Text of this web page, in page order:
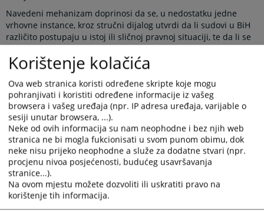
Navedeni mehanizam doprinosi da se, u nedostatku jedne
vrhovne instance, kroz stručni dijalog utvrdi da li sudovi u BiH
različito postupaju u istoj ili sličnoj pravnoj situaciji, te da li se
tako različito postupanje može ujednačiti usvajanjem pravnih
shvatanja na nivou sudova najviše instance. Javno objavljivanje
ovih shvatanja omogućava građanima i njihovim zastupnicima
korištenje istih prilikom ostvarivanja svojih prava pred sudom,
čime mogu osigurati veću pravnu sigurnost i jednakost pred
zakonom, bez obzira u kom dijelu države žive.
Novi koncept rada Panela predviđa održavanje većeg broja
sastanaka tokom godine, najmanje po jednog iz oblasti
krivičnog, građanskog i upravnog prava. Teme za sastanke
dogovaraju se na pripremnom sastanku, koji se održava
početkom svake kalendarske godine u prostorijama VSTV-a BiH.
Sastanci Panela se potom organizuju u sudovima najviše
instance, čime je napravljen iskorak u odnosu na raniju praksu
kada su se svi sastanci održavali isključivo u VSTV-u BiH.
Korištenje kolačića
Ova web stranica koristi određene skripte koje mogu
pohranjivati i koristiti određene informacije iz vašeg
browsera i vašeg uređaja (npr. IP adresa uređaja, varijable o
sesiji unutar browsera, ...).
Neke od ovih informacija su nam neophodne i bez njih web
stranica ne bi mogla fukcionisati u svom punom obimu, dok
neke nisu prijeko neophodne a služe za dodatne stvari (npr.
procjenu nivoa posjećenosti, budućeg usavršavanja
stranice...).
Na ovom mjestu možete dozvoliti ili uskratiti pravo na
korištenje tih informacija.